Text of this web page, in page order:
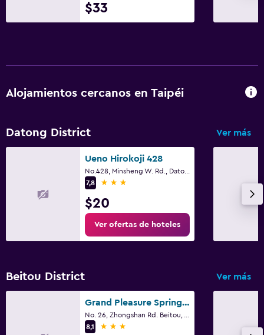
$33
Alojamientos cercanos en Taipéi
Datong District Ver más
Ueno Hirokoji 428
7,8
3 estrellas
$20
Ver ofertas de hoteles
Beitou District Ver más
Grand Pleasure Spring Hotel
8,1
3 estrellas